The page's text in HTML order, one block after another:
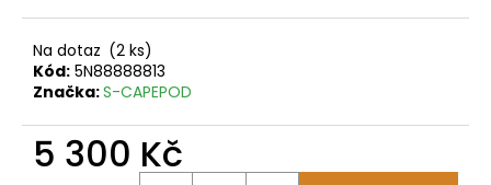
Na dotaz (2 ks)
Kód: 5N88888813
Značka:S-CAPEPOD
5 300 Kč
j
e
m
e